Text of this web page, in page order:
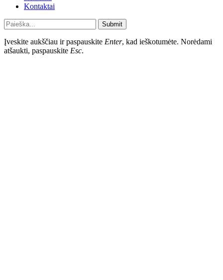
Kontaktai
Submit
Įveskite aukščiau ir paspauskite Enter, kad ieškotumėte. Norėdami
atšaukti, paspauskite Esc.